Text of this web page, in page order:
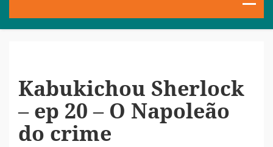
Kabukichou Sherlock
– ep 20 – O Napoleão
do crime